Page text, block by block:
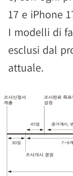
17 e iPhone
I modelli di
esclusi dal
attuale.